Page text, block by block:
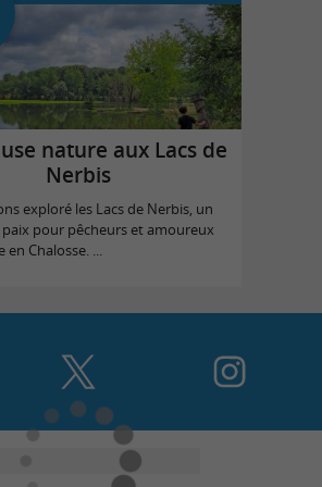
nature aux Lacs de
Nerbis
exploré les Lacs de Nerbis, un
paix pour pêcheurs et amoureux
en Chalosse. ...